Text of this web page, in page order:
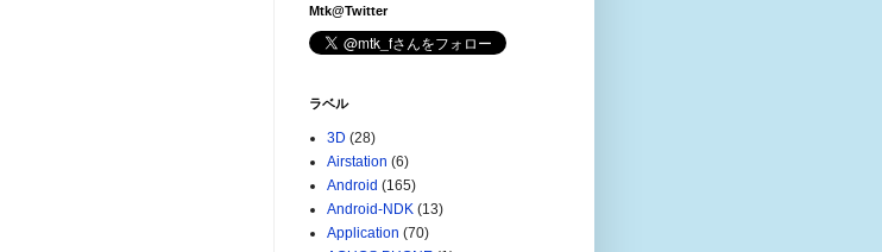
Mtk@Twitter
ラベル
3D (28)
Airstation (6)
Android (165)
Android-NDK (13)
Application (70)